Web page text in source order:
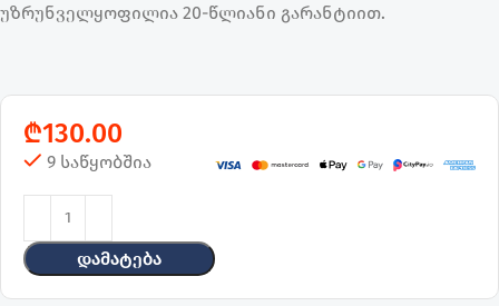
უზრუნველყოფილია 20-წლიანი გარანტიით.
₾130.00
9 საწყობშია
Დამატება